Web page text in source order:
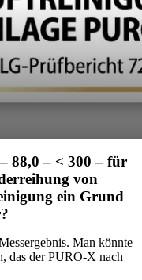
88,0 – < 300 – für
von
ein Grund
Man könnte
das der PURO-X nach